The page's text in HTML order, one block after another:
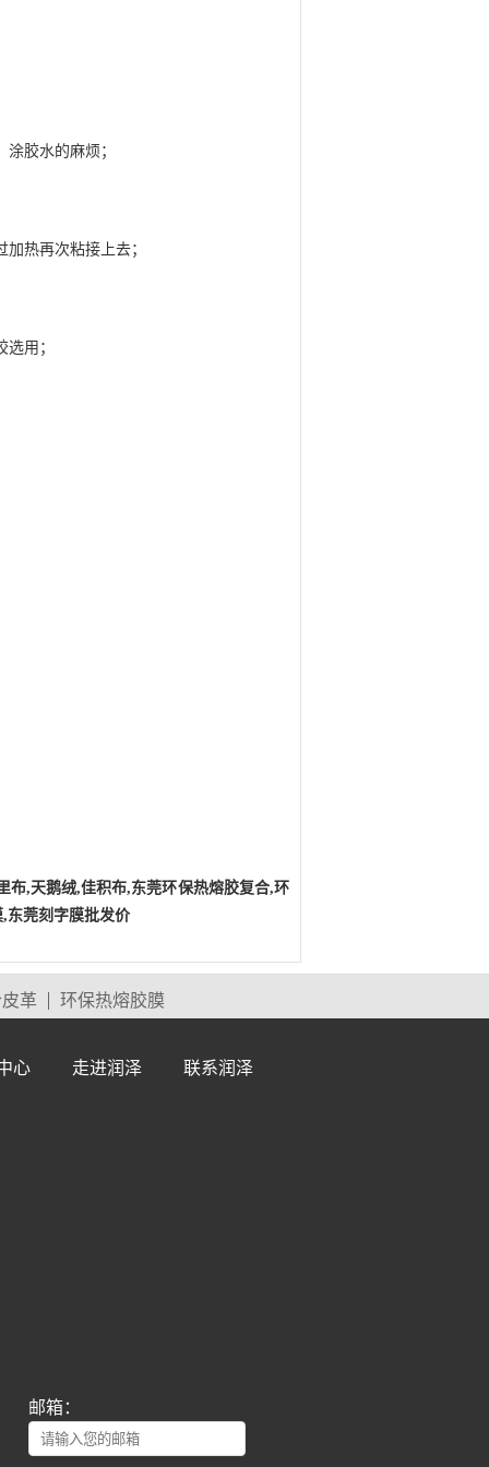
胶水的麻烦；
热再次粘接上去；
用；
布,天鹅绒,佳积布,东莞环保热熔胶复合,环
,东莞刻字膜批发价
革 环保热熔胶膜
心 走进润泽 联系润泽
邮箱：